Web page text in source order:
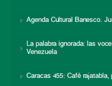
Agenda Cultural Banesco.
La palabra ignorada: las
Venezuela
Caracas 455: Café rajatabla,